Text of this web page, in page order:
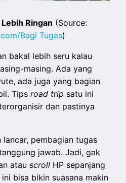
Ringan (Source:
Bagi Tugas)
bakal lebih seru kalau
masing. Ada yang
ada juga yang bagian
Tipsroad trip satu ini
dan pastinya
lancar, pembagian tugas
jawab. Jadi, gak
atauscroll HP sepanjang
bisa bikin suasana makin